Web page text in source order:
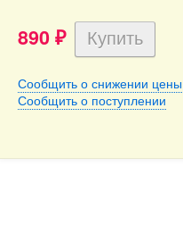
890 ₽
Сообщить о снижении цены
Сообщить о поступлении